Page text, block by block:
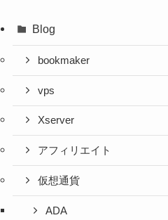
Blog
bookmaker
vps
Xserver
アフィリエイト
仮想通貨
ADA